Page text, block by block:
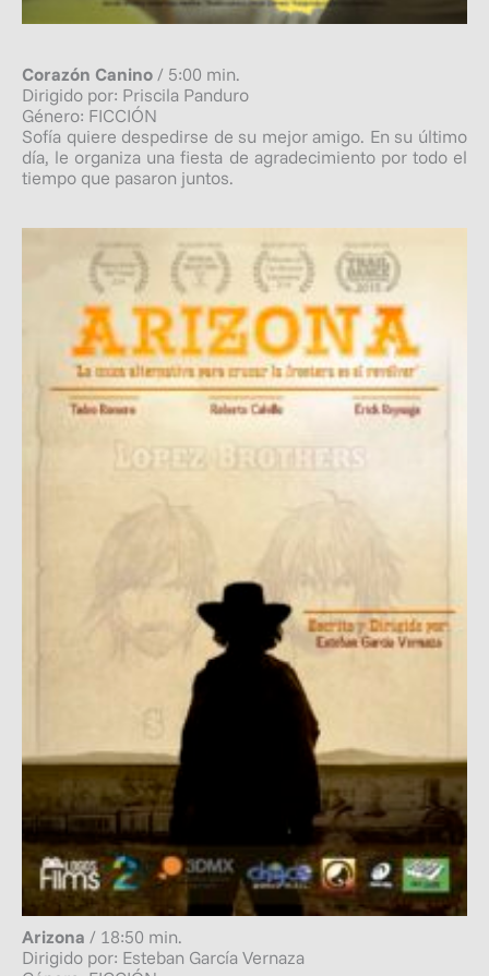
Corazón Canino / 5:00 min.
Dirigido por: Priscila Panduro
Género: FICCIÓN
Sofía quiere despedirse de su mejor amigo. En su último
día, le organiza una fiesta de agradecimiento por todo el
tiempo que pasaron juntos.
Arizona / 18:50 min.
Dirigido por: Esteban García Vernaza